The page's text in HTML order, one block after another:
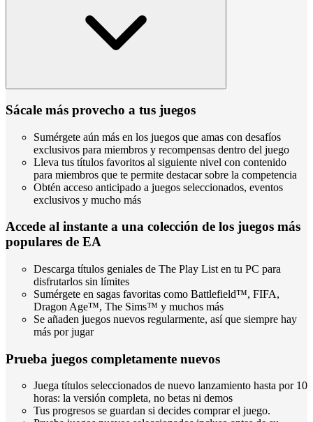
Sácale más provecho a tus juegos
Sumérgete aún más en los juegos que amas con desafíos
exclusivos para miembros y recompensas dentro del juego
Lleva tus títulos favoritos al siguiente nivel con contenido
para miembros que te permite destacar sobre la competencia
Obtén acceso anticipado a juegos seleccionados, eventos
exclusivos y mucho más
Accede al instante a una colección de los juegos más
populares de EA
Descarga títulos geniales de The Play List en tu PC para
disfrutarlos sin límites
Sumérgete en sagas favoritas como Battlefield™, FIFA,
Dragon Age™, The Sims™ y muchos más
Se añaden juegos nuevos regularmente, así que siempre hay
más por jugar
Prueba juegos completamente nuevos
Juega títulos seleccionados de nuevo lanzamiento hasta por 10
horas: la versión completa, no betas ni demos
Tus progresos se guardan si decides comprar el juego.